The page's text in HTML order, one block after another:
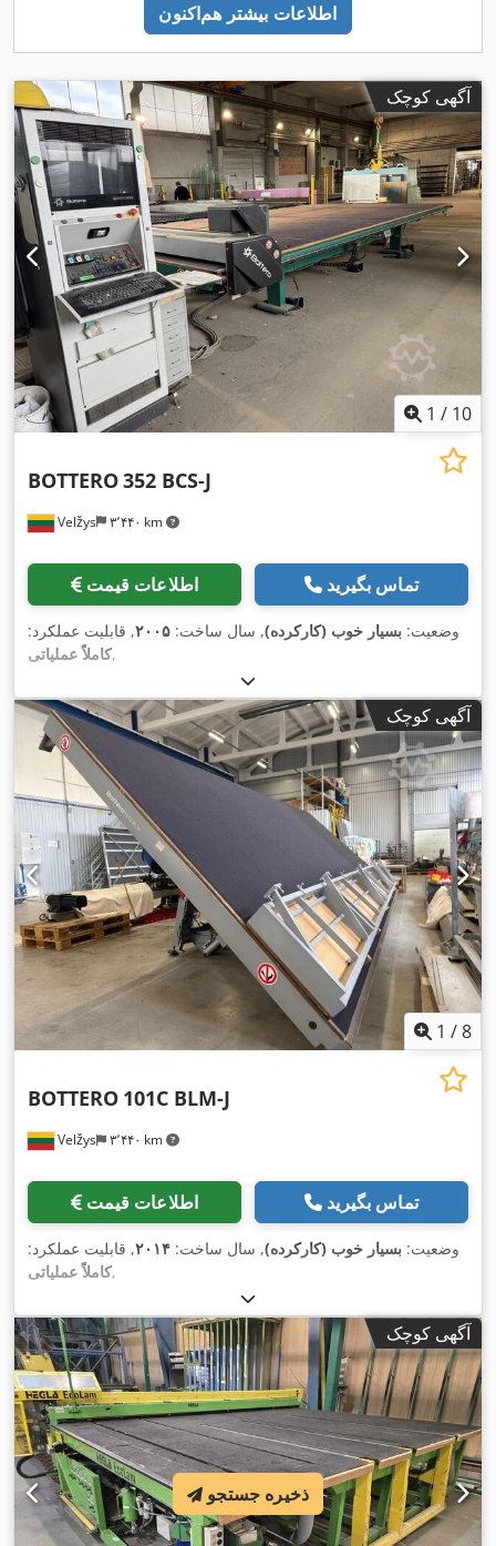
اطلاعات بیشتر هم‌اکنون
آگهی کوچک
1 / 10
Velžys ۳٬۴۴۰ km
BOTTERO352 BCS-J
اطلاعات قیمت تماس بگیرید
وضعیت: بسیار خوب (کارکرده), سال ساخت: ۲۰۰۵, قابلیت عملکرد:
کاملاً عملیاتی,
آگهی کوچک
1 /8
Velžys ۳٬۴۴۰ km
BOTTERO 101C BLM-J
اطلاعات قیمت تماس بگیرید
وضعیت: بسیار خوب (کارکرده), سال ساخت: ۲۰۱۴, قابلیت عملکرد:
کاملاً عملیاتی,
آگهی کوچک
ذخیره جستجو